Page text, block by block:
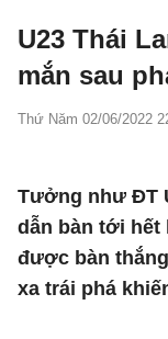
U23 Thái
mắn sau
Thứ Năm 02/06/2022
Tưởng như ĐT
dẫn bàn tới hết
được bàn
xa trái phá